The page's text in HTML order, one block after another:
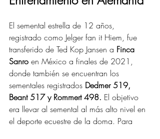
El semental estrella de 12 años,
registrado como Jelger fan it Hiem, fue
transferido de Ted Kop Jansen a Finca
Sanro en México a finales de 2021,
donde también se encuentran los
sementales registrados Dedmer 519,
Beant 517 y Rommert 498. El objetivo
era llevar al semental al más alto nivel en
el deporte ecuestre de la doma. Para